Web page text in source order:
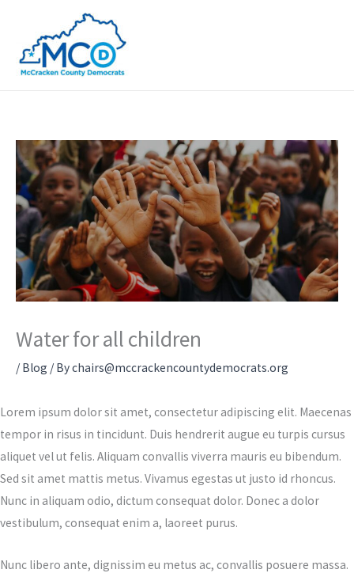
content
Water for all children
/ Blog / Bychairs@mccrackencountydemocrats.org
Lorem ipsum dolor sit amet, consectetur adipiscing elit. Maecenas
tempor in risus in tincidunt. Duis hendrerit augue eu turpis cursus
aliquet vel ut felis. Aliquam convallis viverra mauris eu bibendum.
Sed sit amet mattis metus. Vivamus egestas ut justo id rhoncus.
Nunc in aliquam odio, dictum consequat dolor. Donec a dolor
vestibulum, consequat enim a, laoreet purus.
Nunc libero ante, dignissim eu metus ac, convallis posuere massa.